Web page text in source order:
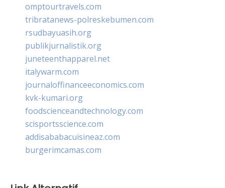
omptourtravels.com
tribratanews-polreskebumen.com
rsudbayuasih.org
publikjurnalistik.org
juneteenthapparel.net
italywarm.com
journaloffinanceeconomics.com
kvk-kumari.org
foodscienceandtechnology.com
scisportsscience.com
addisababacuisineaz.com
burgerimcamas.com